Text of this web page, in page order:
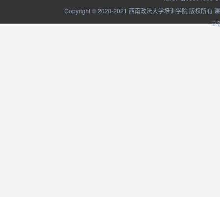
Copyright © 2020-2021 西南政法大学培训学院 版权所有
立